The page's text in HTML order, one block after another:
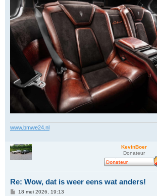
www.bmwe24.nl
KevinBoer
Donateur
Re: Wow, dat is weer eens wat anders!
B18 mei 2026, 19:13